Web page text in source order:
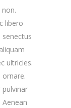
libero
ultricies.
ornare.
pulvinar